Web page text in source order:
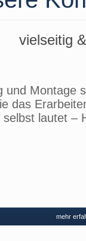
vielseitig
das
lautet –
mehr